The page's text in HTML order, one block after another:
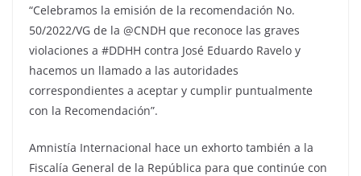
“Celebramos la emisión de la recomendación No.
50/2022/VG de la @CNDH que reconoce las graves
violaciones a #DDHH contra José Eduardo Ravelo y
hacemos un llamado a las autoridades
correspondientes a aceptar y cumplir puntualmente
con la Recomendación”.
Amnistía Internacional hace un exhorto también a la
Fiscalía General de la República para que continúe con